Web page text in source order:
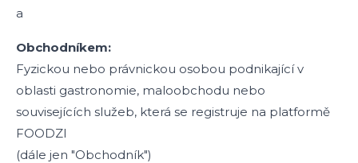
a
Obchodníkem:
Fyzickou nebo právnickou osobou podnikající v
oblasti gastronomie, maloobchodu nebo
souvisejících služeb, která se registruje na platformě
FOODZI
(dále jen "Obchodník")